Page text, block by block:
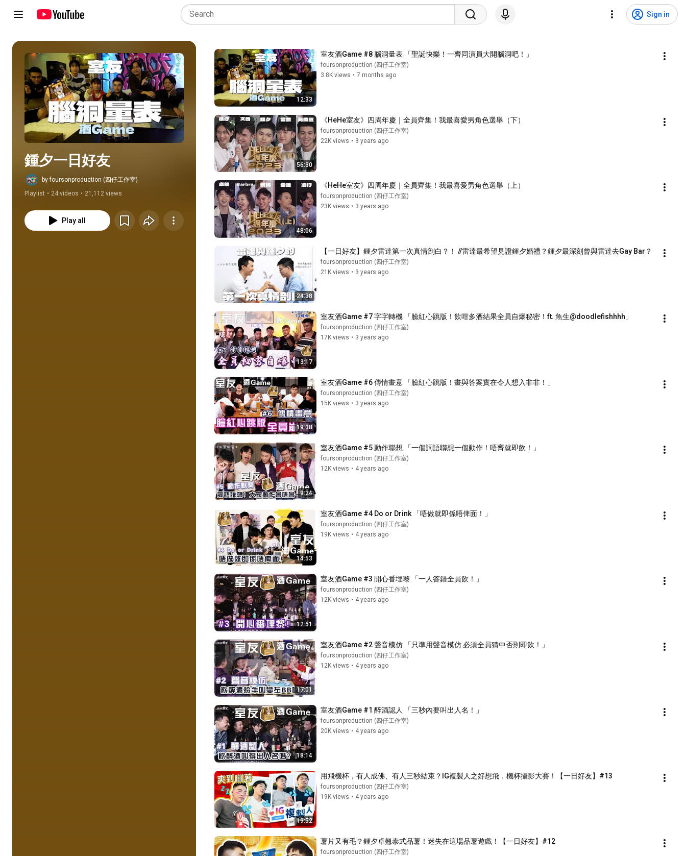
Sign in
Play all
鍾夕一日好友
by foursonproduction (四仔工作室)
Playlist • 24 videos • 21,112 views
Play all
12:33
室友酒Game #8 腦洞量表 「聖誕快樂！一齊同演員大開腦洞吧！」
foursonproduction (四仔工作室)
3.8K views • 7 months ago
56:30
《HeHe室友》四周年慶｜全員齊集！我最喜愛男角色選舉（下）
foursonproduction (四仔工作室)
22K views • 3 years ago
48:06
《HeHe室友》四周年慶｜全員齊集！我最喜愛男角色選舉（上）
foursonproduction (四仔工作室)
23K views • 3 years ago
24:38
【一日好友】鍾夕雷達第一次真情剖白？！ //雷達最希望見證鍾夕婚禮？鍾夕最深刻曾與雷達去Gay Bar？
foursonproduction (四仔工作室)
21K views • 3 years ago
13:17
室友酒Game #7 字字轉機 「臉紅心跳版！飲咁多酒結果全員自爆秘密！ft. 魚生@doodlefishhhh」
foursonproduction (四仔工作室)
17K views • 3 years ago
19:38
室友酒Game #6 傳情畫意 「臉紅心跳版！畫與答案實在令人想入非非！」
foursonproduction (四仔工作室)
15K views • 3 years ago
9:24
室友酒Game #5 動作聯想 「一個詞語聯想一個動作！唔齊就即飲！」
foursonproduction (四仔工作室)
12K views • 4 years ago
14:53
室友酒Game #4 Do or Drink 「唔做就即係唔俾面！」
foursonproduction (四仔工作室)
19K views • 4 years ago
12:51
室友酒Game #3 開心番埋嚟 「一人答錯全員飲！」
foursonproduction (四仔工作室)
12K views • 4 years ago
17:01
室友酒Game #2 聲音模仿 「只準用聲音模仿 必須全員猜中否則即飲！」
foursonproduction (四仔工作室)
12K views • 4 years ago
18:14
室友酒Game #1 醉酒認人 「三秒內要叫出人名！」
foursonproduction (四仔工作室)
20K views • 4 years ago
19:52
用飛機杯，有人成佛、有人三秒結束？IG複製人之好想飛．機杯攝影大賽！【一日好友】#13
foursonproduction (四仔工作室)
19K views • 4 years ago
薯片又有毛？鍾夕卓翹泰式品薯！迷失在這場品薯遊戲！【一日好友】#12
foursonproduction (四仔工作室)